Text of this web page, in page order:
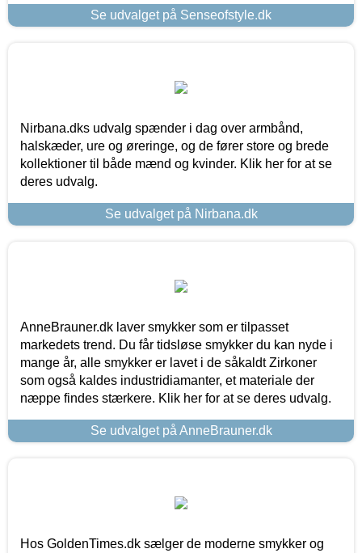
Se udvalget på Senseofstyle.dk
Nirbana.dks udvalg spænder i dag over armbånd,
halskæder, ure og øreringe, og de fører store og brede
kollektioner til både mænd og kvinder. Klik her for at se
deres udvalg.
Se udvalget på Nirbana.dk
AnneBrauner.dk laver smykker som er tilpasset
markedets trend. Du får tidsløse smykker du kan nyde i
mange år, alle smykker er lavet i de såkaldt Zirkoner
som også kaldes industridiamanter, et materiale der
næppe findes stærkere. Klik her for at se deres udvalg.
Se udvalget på AnneBrauner.dk
Hos GoldenTimes.dk sælger de moderne smykker og